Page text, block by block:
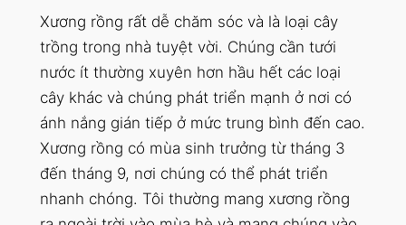
Xương rồng rất dễ chăm sóc và là loại cây
trồng trong nhà tuyệt vời. Chúng cần tưới
nước ít thường xuyên hơn hầu hết các loại
cây khác và chúng phát triển mạnh ở nơi có
ánh nắng gián tiếp ở mức trung bình đến cao.
Xương rồng có mùa sinh trưởng từ tháng 3
đến tháng 9, nơi chúng có thể phát triển
nhanh chóng. Tôi thường mang xương rồng